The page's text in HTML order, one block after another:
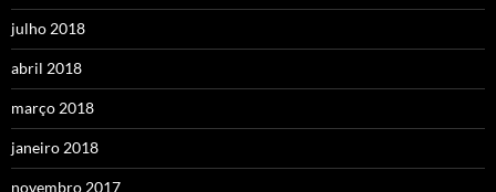
julho 2018
abril 2018
março 2018
janeiro 2018
novembro 2017